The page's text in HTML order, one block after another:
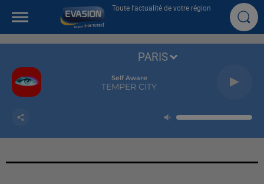
Toute l'actualité de votre région
Self Aware
TEMPER CITY
PARIS